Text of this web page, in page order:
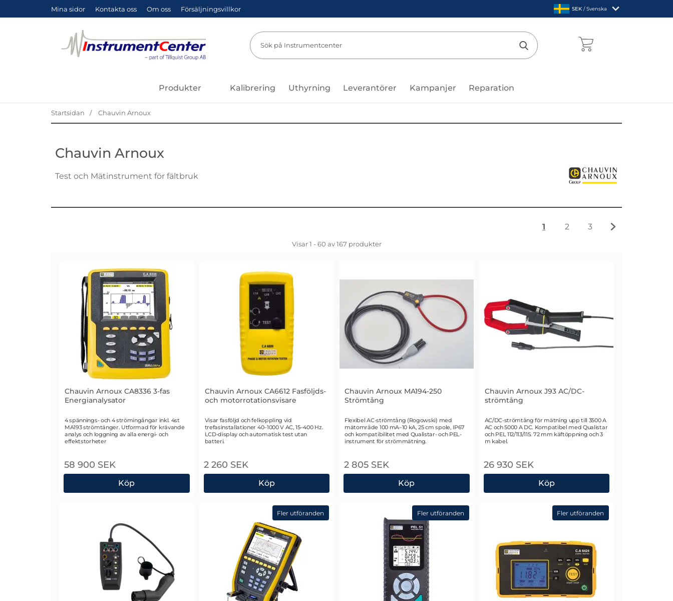
Mina sidor Kontakta oss Om oss Försäljningsvillkor Sverige
,SEK / Svenska
Sök
Genomför sökning
Produkter Kalibrering Uthyrning Leverantörer Kampanjer Reparation
Startsidan Chauvin Arnoux
Chauvin Arnoux
Test och Mätinstrument för fältbruk
1
2
3
Visar 1 - 60 av 167 produkter
Chauvin Arnoux CA8336 3-fas
Energianalysator
Art. nr 3447
4 spännings- och 4 strömingångar inkl. 4st
MA193 strömtänger. Utformad för krävande
analys och loggning av alla energi- och
effektstorheter
58 900 SEK
Köp
Chauvin Arnoux CA8336 3-fas Energianalysator
Chauvin Arnoux CA6612 Fasföljds-
och motorrotationsvisare
Art. nr 3353
Visar fasföljd och felkoppling vid
trefasinstallationer 40–1000 V AC, 15–400 Hz.
LCD-display och automatisk test utan
batteri.
2 260 SEK
Köp
Chauvin Arnoux CA6612 Fasföljds- och motorrotationsvisare
Chauvin Arnoux MA194-250
Strömtång
Art. nr 3342
Flexibel AC-strömtång (Rogowski) med
mätområde 100 mA–10 kA, 25 cm spole, IP67
och kompatibilitet med Qualistar- och PEL-
instrument för strömmätning.
2 805 SEK
Köp
Chauvin Arnoux MA194-250 Strömtång
Chauvin Arnoux J93 AC/DC-
strömtång
Art. nr 3341
AC/DC-strömtång för mätning upp till 3500 A
AC och 5000 A DC. Kompatibel med Qualistar
och PEL 112/113/115. 72 mm käftöppning och 3
m kabel.
26 930 SEK
Köp
Chauvin Arnoux J93 AC/DC-strömtång
Fler utföranden Fler utföranden Fler utföranden